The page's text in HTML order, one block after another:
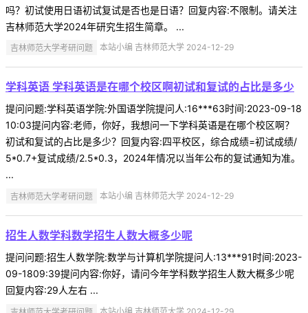
吗？初试使用日语初试复试是否也是日语？回复内容:不限制。请关注
吉林师范大学2024年研究生招生简章。 ...
吉林师范大学考研问题 本站小编 吉林师范大学 2024-12-29
学科英语 学科英语是在哪个校区啊初试和复试的占比是多少
提问问题:学科英语学院:外国语学院提问人:16***63时间:2023-09-18
10:03提问内容:老师，你好，我想问一下学科英语是在哪个校区啊？
初试和复试的占比是多少？回复内容:四平校区，综合成绩=初试成绩/
5*0.7+复试成绩/2.5*0.3，2024年情况以当年公布的复试通知为准。
...
吉林师范大学考研问题 本站小编 吉林师范大学 2024-12-29
招生人数学科数学招生人数大概多少呢
提问问题:招生人数学院:数学与计算机学院提问人:13***91时间:2023-
09-1809:39提问内容:你好，请问今年学科数学招生人数大概多少呢
回复内容:29人左右 ...